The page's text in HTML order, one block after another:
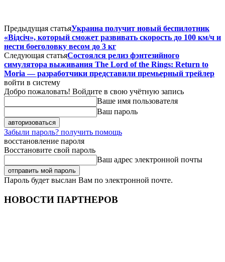
Предыдущая статьяУкраина получит новый беспилотник
«Відсіч», который сможет развивать скорость до 100 км/ч и
нести боеголовку весом до 3 кг
Следующая статьяСостоялся релиз фэнтезийного
симулятора выживания The Lord of the Rings: Return to
Moria — разработчики представили премьерный трейлер
войти в систему
Добро пожаловать! Войдите в свою учётную запись
Ваше имя пользователя
Ваш пароль
Забыли пароль? получить помощь
восстановление пароля
Восстановите свой пароль
Ваш адрес электронной почты
Пароль будет выслан Вам по электронной почте.
НОВОСТИ ПАРТНЕРОВ